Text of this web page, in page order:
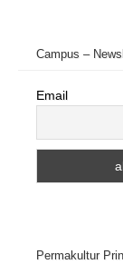
Campus –
Email
Permakultur